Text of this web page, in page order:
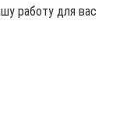
работу для вас